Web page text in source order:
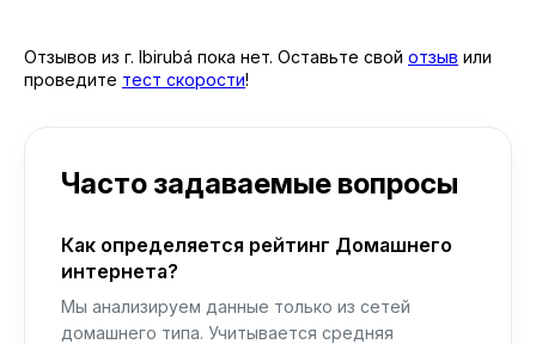
Отзывов из г. Ibirubá пока нет. Оставьте свой отзыв или
проведите тест скорости!
Часто задаваемые вопросы
Как определяется рейтинг Домашнего
интернета?
Мы анализируем данные только из сетей
домашнего типа. Учитывается средняя